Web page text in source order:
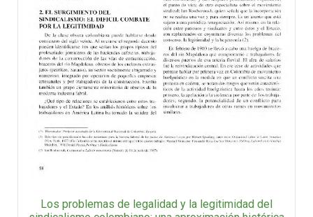
Los problemas de legalidad y la legitimidad del